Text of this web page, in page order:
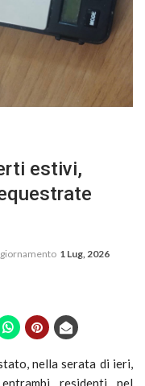
estivi,
1 Lug, 2026
nella serata di ieri,
residenti nel